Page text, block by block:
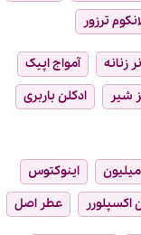
ترزور
زنانه
آمواج اپیک
شیر ادکلن باربری
اینوکتوس
اکسپلورر عطر اصل